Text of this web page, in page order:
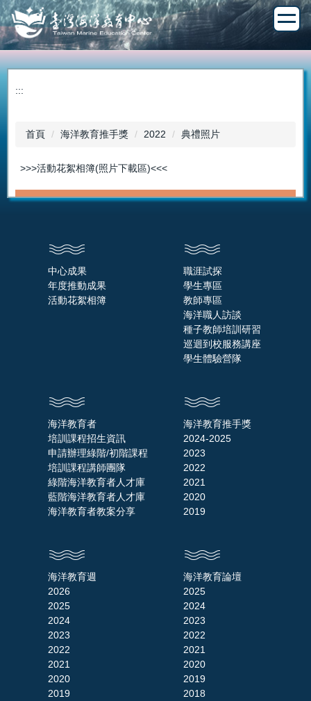
跳
到
主
要
內
:::
首頁 海洋教育推手獎 2022 典禮照片
>>>活動花絮相簿(照片下載區)<<<
中心成果
年度推動成果
活動花絮相簿
職涯試探
學生專區
教師專區
海洋職人訪談
種子教師培訓研習
巡迴到校服務講座
學生體驗營隊
海洋教育者
培訓課程招生資訊
申請辦理綠階/初階課程
培訓課程講師團隊
綠階海洋教育者人才庫
藍階海洋教育者人才庫
海洋教育者教案分享
海洋教育推手獎
2024-2025
2023
2022
2021
2020
2019
海洋教育週
2026
2025
2024
2023
2022
2021
2020
2019
海洋教育論壇
2025
2024
2023
2022
2021
2020
2019
2018